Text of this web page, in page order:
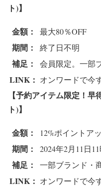
ト)】
金額： 最大80％OFF
期間： 終了日不明
補足： 会員限定。一部
LINK： オンワードで今
【予約アイテム限定！
ト)】
金額： 12%ポイントア
期間： 2024年2月11日
補足： 一部ブランド・
LINK： オンワードで今